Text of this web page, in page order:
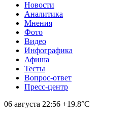
Новости
Аналитика
Мнения
Фото
Видео
Инфографика
Афиша
Тесты
Вопрос-ответ
Пресс-центр
06 августа 22:56 +19.8°С